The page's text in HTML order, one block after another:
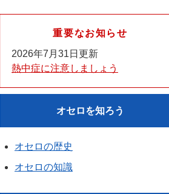
重要なお知らせ
2026年7月31日更新
熱中症に注意しましょう
オセロを知ろう
オセロの歴史
オセロの知識